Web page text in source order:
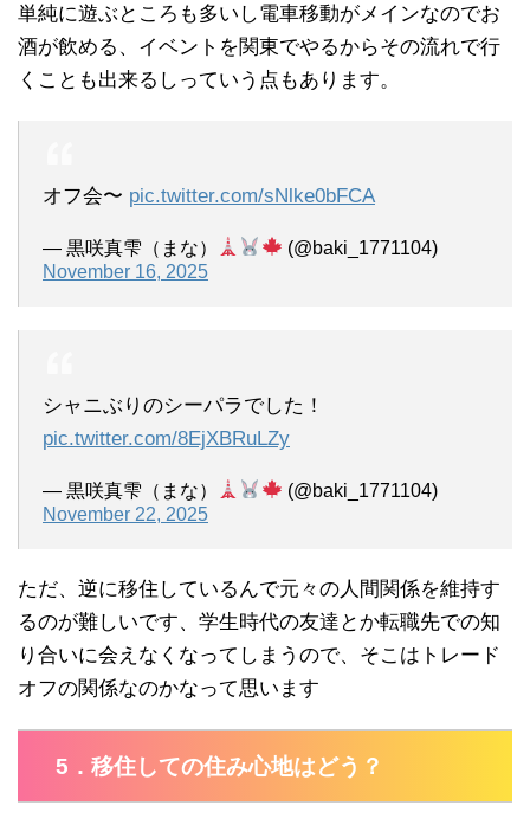
単純に遊ぶところも多いし電車移動がメインなのでお
酒が飲める、イベントを関東でやるからその流れで行
くことも出来るしっていう点もあります。
オフ会〜 pic.twitter.com/sNlke0bFCA
— 黒咲真雫（まな）
(@baki_1771104)
November 16, 2025
シャニぶりのシーパラでした！
pic.twitter.com/8EjXBRuLZy
— 黒咲真雫（まな）
(@baki_1771104)
November 22, 2025
ただ、逆に移住しているんで元々の人間関係を維持す
るのが難しいです、学生時代の友達とか転職先での知
り合いに会えなくなってしまうので、そこはトレード
オフの関係なのかなって思います
5．移住しての住み心地はどう？